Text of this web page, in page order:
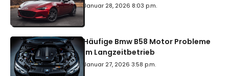
Januar 28, 2026 8:03 p.m.
Häufige Bmw B58 Motor Probleme
Im Langzeitbetrieb
Januar 27, 2026 3:58 p.m.